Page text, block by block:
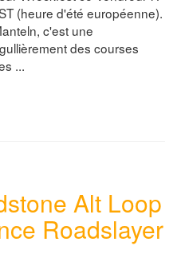
(heure d'été européenne).
c'est une
des courses
...
Alt Loop
Roadslayer